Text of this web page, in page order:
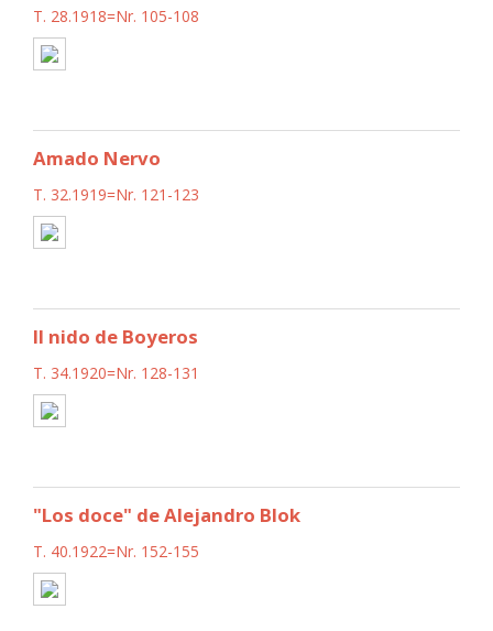
T. 28.1918=Nr. 105-108
Amado Nervo
T. 32.1919=Nr. 121-123
Il nido de Boyeros
T. 34.1920=Nr. 128-131
"Los doce" de Alejandro Blok
T. 40.1922=Nr. 152-155